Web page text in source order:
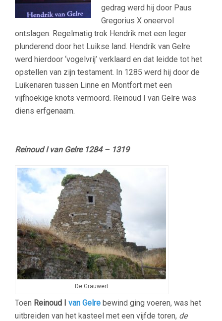
gedrag werd hij door Paus
Gregorius X oneervol
ontslagen. Regelmatig trok Hendrik met een leger
plunderend door het Luikse land. Hendrik van Gelre
werd hierdoor ‘vogelvrij’ verklaard en dat leidde tot het
opstellen van zijn testament. In 1285 werd hij door de
Luikenaren tussen Linne en Montfort met een
vijfhoekige knots vermoord. Reinoud I van Gelre was
diens erfgenaam.
Reinoud I van Gelre 1284 – 1319
De Grauwert
Toen Reinoud I van Gelre bewind ging voeren, was het
uitbreiden van het kasteel met een vijfde toren, de